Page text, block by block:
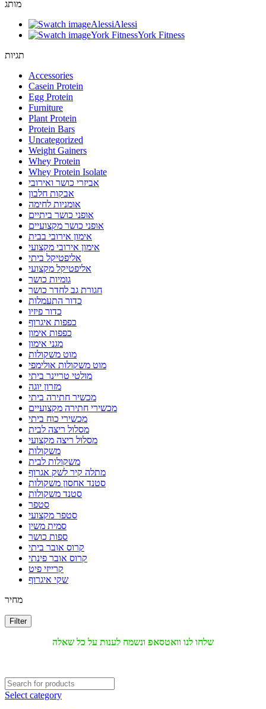
מותג
AlessiAlessi
York FitnessYork Fitness
תגיות
Accessories
Casein Protein
Egg Protein
Furniture
Plant Protein
Protein Bars
Uncategorized
Weight Gainers
Whey Protein
Whey Protein Isolate
אביזרי כושר ואירובי
אבקות חלבון
אומניות לחימה
אופני כושר ביתיים
אופני כושר מקצועיים
אימון אירובי בבית
אימון אירובי מקצועי
אליפטיקל ביתי
אליפטיקל מקצועי
גומיות כושר
חגורת גב לחדר כושר
כדור התעמלות
כדור פיזיו
כפפות איגרוף
כפפות אימון
מגני אימון
מוט משקולות
מוט משקולות אולימפי
מולטי טריינר ביתי
מזרון יוגה
מכשיר חתירה ביתי
מכשירי חתירה מקצועיים
מכשירי כוח ביתי
מסלול ריצה לבית
מסלול ריצה מקצועי
משקולות
משקולות לבית
מתלה קיר לשק אגרוף
סטנד אחסון משקולות
סטנד משקולות
סטפר
סטפר מקצועי
סמית משין
ספות כושר
קרוס אובר ביתי
קרוס אובר פינתי
קרייזי פיט
שקי איגרוף
מחיר
Filter
שלחו לנו וואטסאפ ונשמח לענות על כל שאלה
Select category